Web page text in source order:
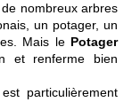
de nombreux arbres
un potager, un
Mais le Potager
et renferme bien
particulièrement